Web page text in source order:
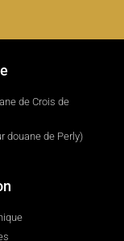
de Crois de
douane de Perly)